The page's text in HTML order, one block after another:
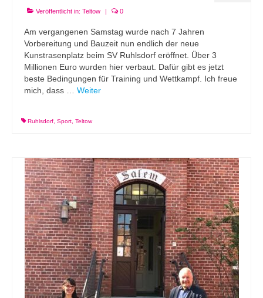
Veröffentlicht in: Teltow | 0
Am vergangenen Samstag wurde nach 7 Jahren
Vorbereitung und Bauzeit nun endlich der neue
Kunstrasenplatz beim SV Ruhlsdorf eröffnet. Über 3
Millionen Euro wurden hier verbaut. Dafür gibt es jetzt
beste Bedingungen für Training und Wettkampf. Ich freue
mich, dass … Weiter
Ruhlsdorf Sport Teltow